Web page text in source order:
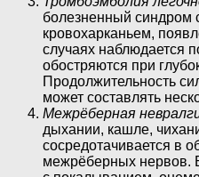
болезненный синдром
кровохарканьем,
случаях наблюдается
обостряются при
Продолжительность
может составлять
Межрёберная
дыхании, кашле,
сосредотачивается в
межрёберных нервов.